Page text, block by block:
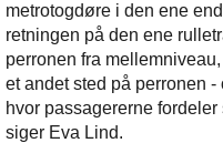
metrotogdøre i den ene
retningen på den ene
perronen fra
et andet sted på perronen
hvor passagererne
siger Eva Lind.